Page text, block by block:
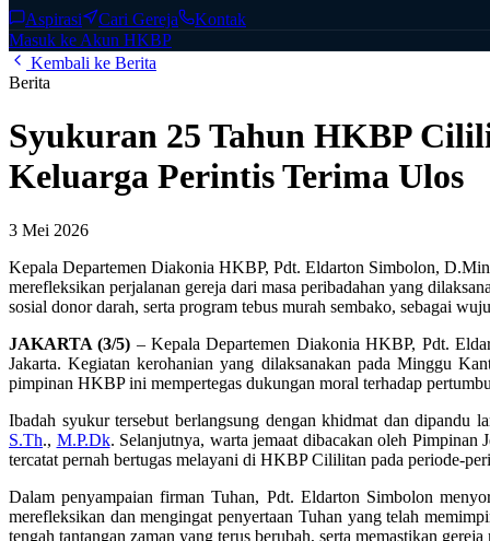
Aspirasi Cari Gereja
Kontak
Masuk ke Akun HKBP
Kembali ke Berita
Berita
Syukuran 25 Tahun HKBP
Keluarga Perintis Terima Ulos
3 Mei 2026
Kepala Departemen Diakonia HKBP, Pdt. Eldarton Simbolon,
merefleksikan perjalanan gereja dari masa peribadahan yang
sosial donor darah, serta program tebus murah sembako, sebagai
JAKARTA (3/5) – Kepala Departemen Diakonia HKBP, Pdt.
Jakarta. Kegiatan kerohanian yang dilaksanakan pada Minggu
pimpinan HKBP ini mempertegas dukungan moral terhadap
Ibadah syukur tersebut berlangsung dengan khidmat dan dipandu
S.Th., M.P.Dk. Selanjutnya, warta jemaat dibacakan oleh
tercatat pernah bertugas melayani di HKBP Cililitan pada periode-
Dalam penyampaian firman Tuhan, Pdt. Eldarton Simbolon
merefleksikan dan mengingat penyertaan Tuhan yang telah
tengah tantangan zaman yang terus berubah, serta memastikan